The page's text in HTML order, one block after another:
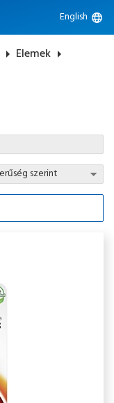
English language
arrow_right Elemek arrow_right